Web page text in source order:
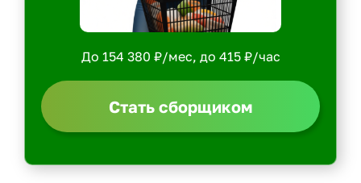
До 154 380 ₽/мес, до 415 ₽/час
Стать сборщиком